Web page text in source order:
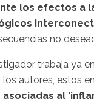
los efectos a
no
trabaja ya
los autores, estos
al